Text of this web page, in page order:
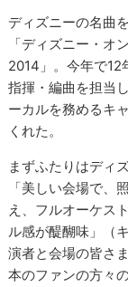
ディズニーの名曲
「ディズニー・
2014」。今年で12
指揮・編曲を担当
ーカルを務めるキ
くれた。
まずふたりはディ
「美しい会場で、
え、フルオーケス
ル感が醍醐味」（
演者と会場の皆さ
本のファンの方々